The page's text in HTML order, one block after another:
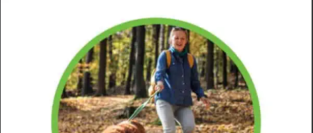
TOEVOEGEN AAN WINKELWAGEN